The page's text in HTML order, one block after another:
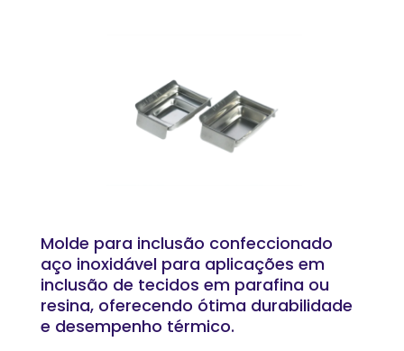
Molde para inclusão confeccionado
aço inoxidável para aplicações em
inclusão de tecidos em parafina ou
resina, oferecendo ótima durabilidade
e desempenho térmico.